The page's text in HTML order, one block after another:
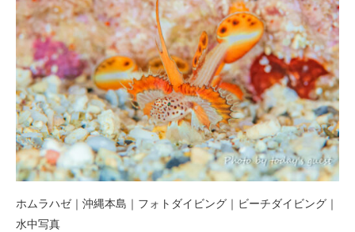
ホムラハゼ｜沖縄本島｜フォトダイビング｜ビーチダイビング｜
水中写真